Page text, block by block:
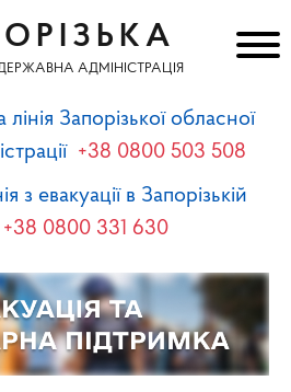
АДМІНІСТРАЦІЯ
Запорізької обласної
+38 0800 503 508
з евакуації в Запорізькій
+38 0800 331 630